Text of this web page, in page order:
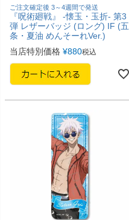
ご注文確定後 3～4週間で発送
『呪術廻戦』 -懐玉・玉折- 第3
弾 レザーバッジ (ロング) IF (五
条・夏油 めんそーれVer.)
当店特別価格 ¥880税込